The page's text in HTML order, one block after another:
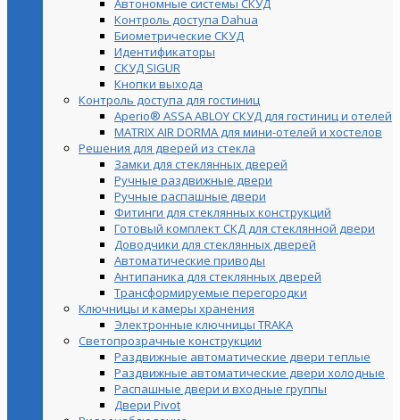
Контроль доступа Dahua
Биометрические СКУД
Идентификаторы
СКУД SIGUR
Кнопки выхода
Контроль доступа для гостиниц
Aperio® ASSA ABLOY СКУД для гостиниц и отелей
MATRIX AIR DORMA для мини-отелей и хостелов
Решения для дверей из стекла
Замки для стеклянных дверей
Ручные раздвижные двери
Ручные распашные двери
Фитинги для стеклянных конструкций
Готовый комплект СКД для стеклянной двери
Доводчики для стеклянных дверей
Автоматические приводы
Антипаника для стеклянных дверей
Трансформируемые перегородки
Ключницы и камеры хранения
Электронные ключницы TRAKA
Светопрозрачные конструкции
Раздвижные автоматические двери теплые
Раздвижные автоматические двери холодные
Распашные двери и входные группы
Двери Pivot